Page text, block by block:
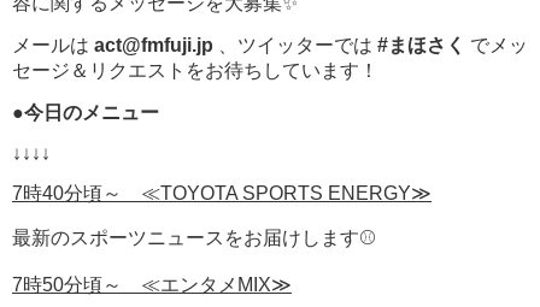
メールは act@fmfuji.jp 、ツイッターでは #まほさく でメッ
セージ＆リクエストをお待ちしています！
●今日のメニュー
↓↓↓↓
7時40分頃～ ≪TOYOTA SPORTS ENERGY≫
最新のスポーツニュースをお届けします⚾
7時50分頃～ ≪エンタメMIX≫